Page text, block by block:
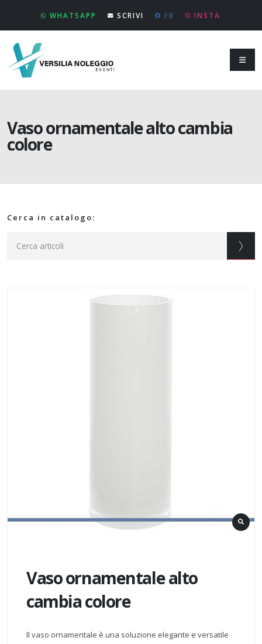
WHATSAPP SCRIVI FB INSTA
Vaso ornamentale alto cambia
colore
Cerca in catalogo:
Vaso ornamentale alto
cambia colore
Il vaso ornamentale è una soluzione elegante e versatile